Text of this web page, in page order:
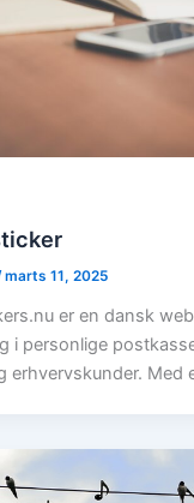
marts 11, 2025
er en dansk
i personlige
erhvervskunder. Med